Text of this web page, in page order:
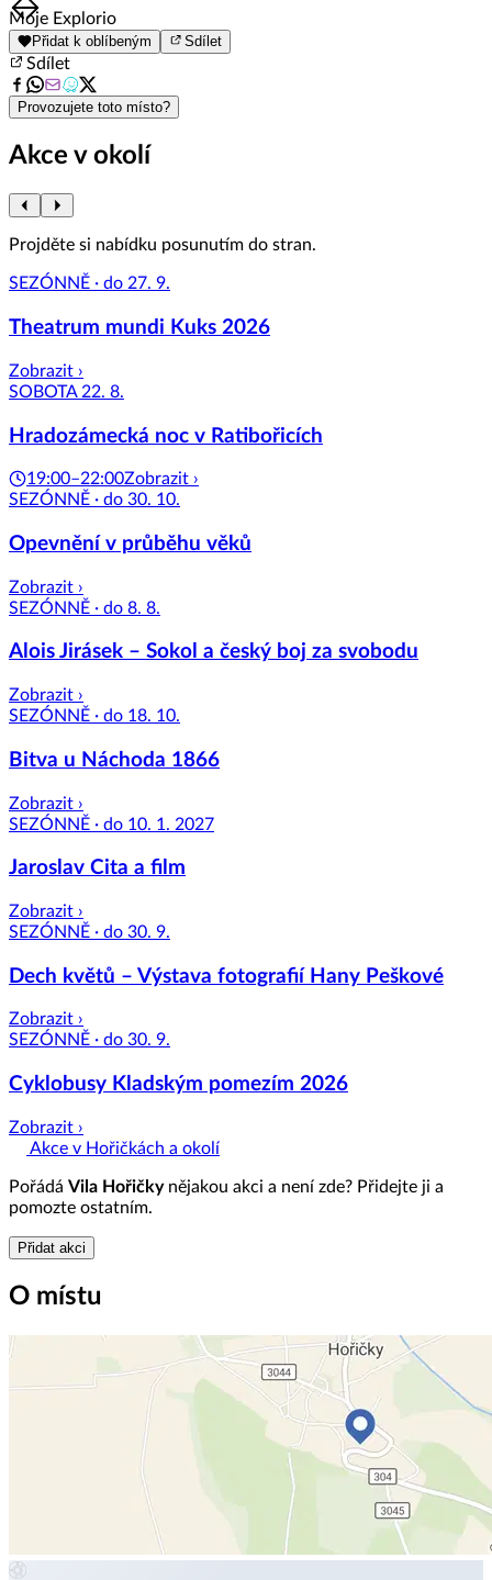
Item
1
of
8
Moje Explorio
Přidat k oblíbeným Sdílet
Sdílet
Provozujete toto místo?
Akce v okolí
Projděte si nabídku posunutím do stran.
SEZÓNNĚ · do 27. 9.
Theatrum mundi Kuks 2026
Zobrazit ›
SOBOTA 22. 8.
Hradozámecká noc v Ratibořicích
19:00–22:00Zobrazit ›
SEZÓNNĚ · do 30. 10.
Opevnění v průběhu věků
Zobrazit ›
SEZÓNNĚ · do 8. 8.
Alois Jirásek – Sokol a český boj za svobodu
Zobrazit ›
SEZÓNNĚ · do 18. 10.
Bitva u Náchoda 1866
Zobrazit ›
SEZÓNNĚ · do 10. 1. 2027
Jaroslav Cita a film
Zobrazit ›
SEZÓNNĚ · do 30. 9.
Dech květů – Výstava fotografií Hany Peškové
Zobrazit ›
SEZÓNNĚ · do 30. 9.
Cyklobusy Kladským pomezím 2026
Zobrazit ›
Akce v Hořičkách a okolí
Pořádá Vila Hořičkynějakou akci a není zde? Přidejte ji a
pomozte ostatním.
Přidat akci
O místu